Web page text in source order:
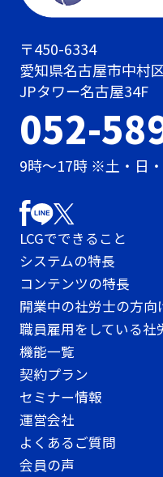
〒450-6334
愛知県名古屋市中村
JPタワー名古屋34F
052-
9時〜17時 ※土・日
LCGでできること
システムの特長
コンテンツの特長
開業中の社労士の方向
職員雇用をしている社
機能一覧
契約プラン
セミナー情報
運営会社
よくあるご質問
会員の声